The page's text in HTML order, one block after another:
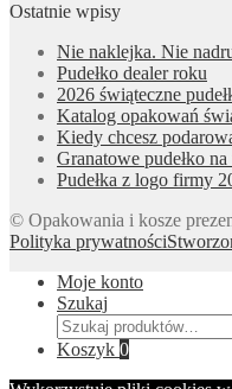
Ostatnie wpisy
Nie naklejka. Nie
Pudełko dealer roku
2026 świąteczne
Katalog opakowań
Kiedy chcesz
Granatowe pudełko
Pudełka z logo firmy
© Opakowania i kosze
Polityka prywatności
Moje konto
Szukaj
Szukaj:
Koszyk 0